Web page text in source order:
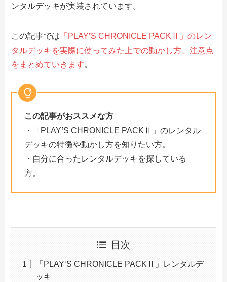
ンタルデッキが実装されています。
この記事では 「PLAY‛S CHRONICLE PACKⅡ」のレン
タルデッキを実際に使ってみた上での動かし方、注意点
をまとめていきます。
この記事がおススメな方
・「PLAY‛S CHRONICLE PACKⅡ」のレンタル
デッキの特徴や動かし方を知りたい方。
・自分に合ったレンタルデッキを探している
方。
目次
「PLAY‛S CHRONICLE PACKⅡ」レンタルデ
ッキ